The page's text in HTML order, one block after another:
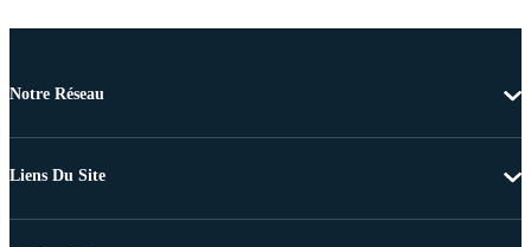
Notre Réseau
Liens Du Site